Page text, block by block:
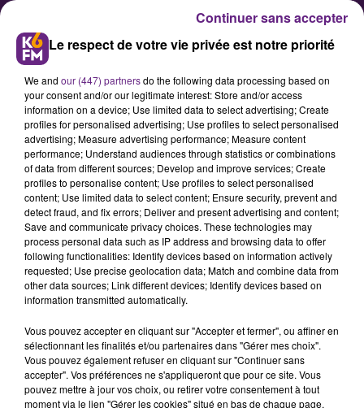
Une partie de la LiNo fermée dès
21 heures ce mercredi !
Des tests vont avoir lieu sur cet axe
entre 21 heures et 6 heures du
matin.
Publié : 25 octobre 2017 à 10h15 par Amaury Meygret
Le respect de votre vie privée est notre priorité
We and our (447) partnersdo the following data processing based on
your consent and/or our legitimate interest: Store and/or access
information on a device; Use limited data to select advertising; Create
profiles for personalised advertising; Use profiles to select personalised
advertising; Measure advertising performance; Measure content
performance; Understand audiences through statistics or combinations
of data from different sources; Develop and improve services; Create
profiles to personalise content; Use profiles to select personalised
content; Use limited data to select content; Ensure security, prevent and
detect fraud, and fix errors; Deliver and present advertising and content;
Save and communicate privacy choices. These technologies may
process personal data such as IP address and browsing data to offer
following functionalities: Identify devices based on information actively
requested; Use precise geolocation data; Match and combine data from
other data sources; Link different devices; Identify devices based on
information transmitted automatically.
Vous pouvez accepter en cliquant sur "Accepter et fermer", ou affiner en
sélectionnant les finalités et/ou partenaires dans "Gérer mes choix".
Vous pouvez également refuser en cliquant sur "Continuer sans
accepter". Vos préférences ne s'appliqueront que pour ce site. Vous
pouvez mettre à jour vos choix, ou retirer votre consentement à tout
moment via le lien "Gérer les cookies" situé en bas de chaque page.
Continuer sans accepter